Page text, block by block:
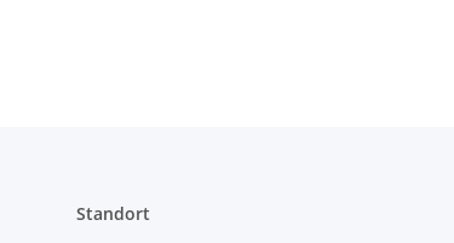
Standort